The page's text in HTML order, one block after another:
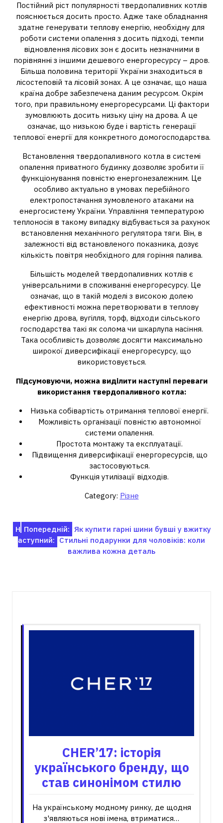
Постійний ріст популярності твердопаливних котлів
пояснюється досить просто. Адже таке обладнання
здатне генерувати теплову енергію, необхідну для
роботи системи опалення з досить підході, темпи
відновлення лісових зон є досить незначними в
порівнянні з іншими дешевого енергоресурсу – дров.
Більша половина території України знаходиться в
лісостеповій та лісовій зонах. А це означає, що наша
країна добре забезпечена даним ресурсом. Окрім
того, при правильному енергоресурсами. Ці фактори
зумовлюють досить низьку ціну на дрова. А це
означає, що низькою буде і вартість генерації
теплової енергії для конкретного домогосподарства.
Встановлення твердопаливного котла в системі
опалення приватного будинку дозволяє зробити її
функціонування повністю енергонезалежним. Це
особливо актуально в умовах перебійного
електропостачання зумовленого атаками на
енергосистему України. Управління температурою
теплоносія в такому випадку відбувається за рахунок
встановлення механічного регулятора тяги. Він, в
залежності від встановленого показника, дозує
кількість повітря необхідного для горіння палива.
Більшість моделей твердопаливних котлів є
універсальними в споживанні енергоресурсу. Це
означає, що в такій моделі з високою долею
ефективності можна перетворювати в теплову
енергію дрова, вугілля, торф, відходи сільського
господарства такі як солома чи шкарлупа насіння.
Така особливість дозволяє досягти максимально
широкої диверсифікації енергоресурсу, що
використовується.
Підсумовуючи, можна виділити наступні переваги
використання твердопаливного котла:
Низька собівартість отримання теплової енергії.
Можливість організації повністю автономної
системи опалення.
Простота монтажу та експлуатації.
Підвищення диверсифікації енергоресурсів, що
застосовуються.
Функція утилізації відходів.
Category: Різне
Навігація
записів
Попередній: Як купити гарні шини бувші у вжитку
Н
аступний: Стильні подарунки для чоловіків: коли
важлива кожна деталь
CHER’17: історія
українського бренду, що
став синонімом стилю
На українському модному ринку, де щодня
з'являються нові імена, втриматися…